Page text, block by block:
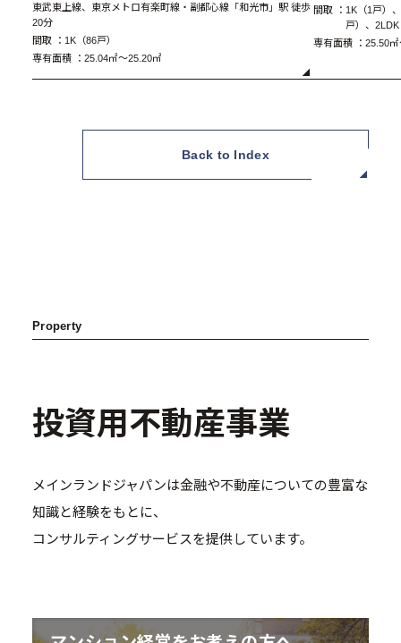
東武東上線、東京メトロ有楽町線・副都心線「和光市」駅 徒歩
20分
間取 ： 1K（86戸）
専有面積 ： 25.04㎡～25.20㎡
間取 ： 1K（1戸）
戸）、
専有面積 ： 25.50
Back to Index
Property
投資用不動産事業
メインランドジャパンは金融や不動産についての豊富な
知識と経験をもとに、
コンサルティングサービスを提供しています。